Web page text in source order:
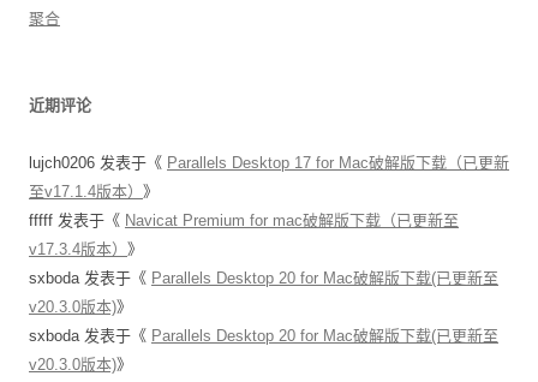
聚合
近期评论
lujch0206 发表于《 Parallels Desktop 17 for Mac破解版下载（已更新
至v17.1.4版本） 》
fffff 发表于《 Navicat Premium for mac破解版下载（已更新至
v17.3.4版本） 》
sxboda 发表于《 Parallels Desktop 20 for Mac破解版下载(已更新至
v20.3.0版本)》
sxboda 发表于《 Parallels Desktop 20 for Mac破解版下载(已更新至
v20.3.0版本)》